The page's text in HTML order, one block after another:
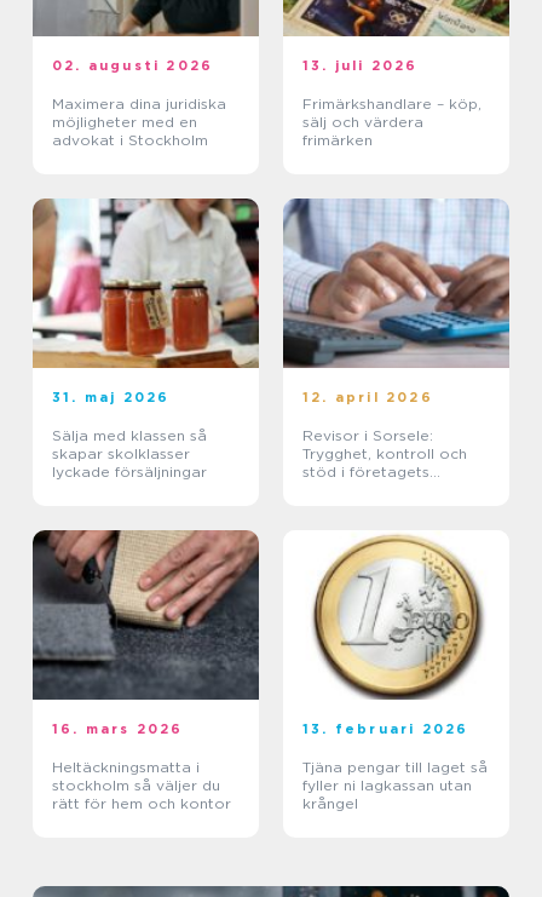
02. augusti 2026
Maximera dina juridiska
möjligheter med en
advokat i Stockholm
13. juli 2026
Frimärkshandlare – köp,
sälj och värdera
frimärken
31. maj 2026
Sälja med klassen så
skapar skolklasser
lyckade försäljningar
12. april 2026
Revisor i Sorsele:
Trygghet, kontroll och
stöd i företagets
16. mars 2026
Heltäckningsmatta i
stockholm så väljer du
rätt för hem och kontor
13. februari 2026
Tjäna pengar till laget så
fyller ni lagkassan utan
krångel